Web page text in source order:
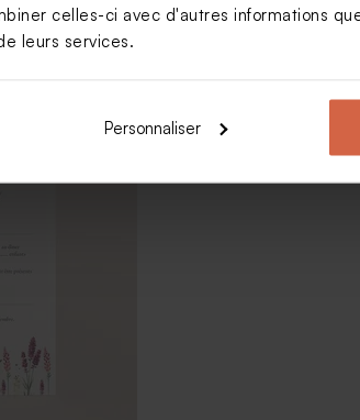
celles-ci avec d'autres informations
leurs services.
Personnaliser